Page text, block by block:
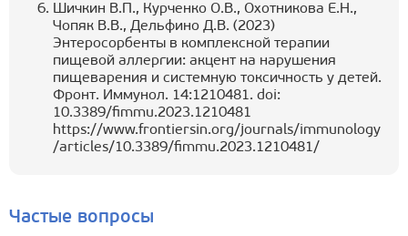
Шичкин В.П., Курченко О.В., Охотникова Е.Н.,
Чопяк В.В., Дельфино Д.В. (2023)
Энтеросорбенты в комплексной терапии
пищевой аллергии: акцент на нарушения
пищеварения и системную токсичность у детей.
Фронт. Иммунол. 14:1210481. doi:
10.3389/fimmu.2023.1210481
https://www.frontiersin.org/journals/immunology
/articles/10.3389/fimmu.2023.1210481/
Частые вопросы